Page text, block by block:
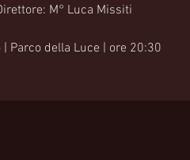
M° Luca Missiti
| Parco della Luce | ore 20:30